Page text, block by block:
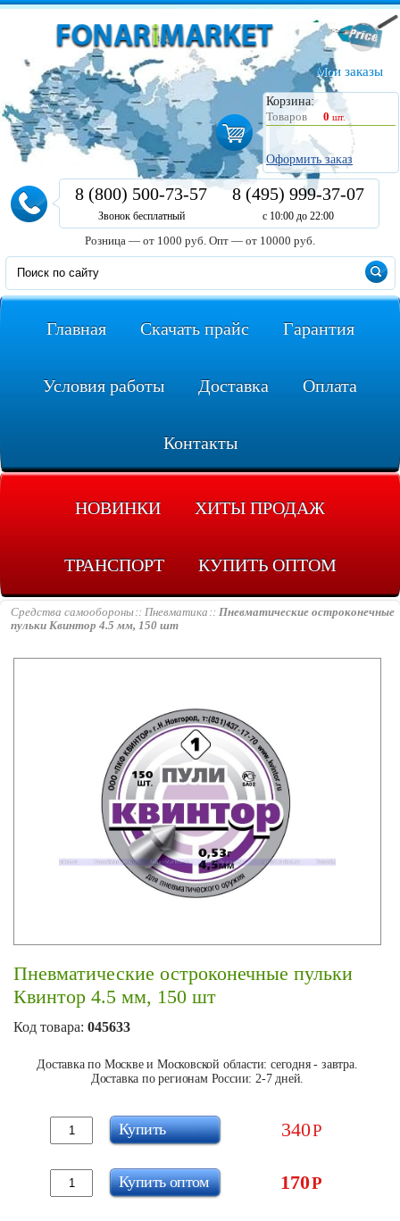
Мои заказы
Корзина:
Товаров
0 шт.
Оформить заказ
8 (800) 500-73-57
Звонок бесплатный
8 (495) 999-37-07
с 10:00 до 22:00
Розница — от 1000 руб. Опт — от 10000 руб.
Главная Скачать прайс Гарантия
Условия работы Доставка Оплата
Контакты
НОВИНКИ ХИТЫ ПРОДАЖ
ТРАНСПОРТ КУПИТЬ ОПТОМ
Средства самообороны Пневматика
Пневматические остроконечные
пульки Квинтор 4.5 мм, 150 шт
Пневматические остроконечные пульки
Квинтор 4.5 мм, 150 шт
Код товара: 045633
Доставка по Москве и Московской области: сегодня - завтра.
Доставка по регионам России: 2-7 дней.
340Р
Купить
170Р
Купить оптом